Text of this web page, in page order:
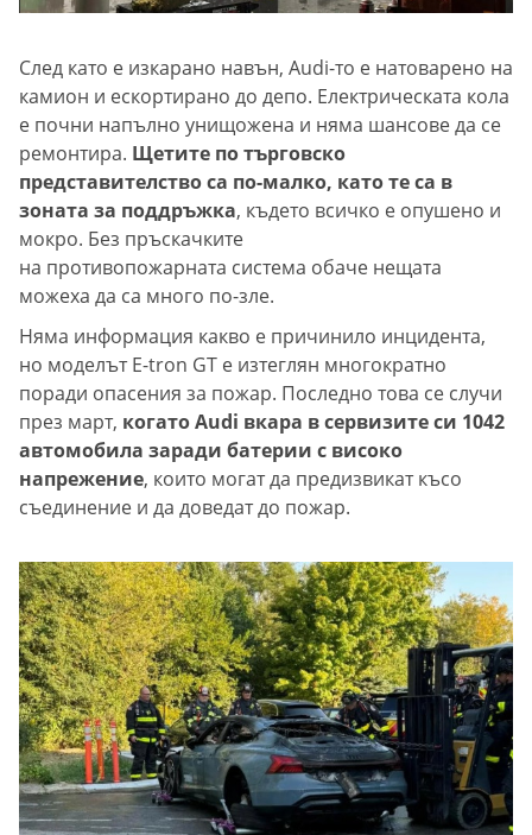
След като е изкарано навън, Audi-то е натоварено на
камион и ескортирано до депо. Електрическата кола
е почни напълно унищожена и няма шансове да се
ремонтира. Щетите по търговско
представителство са по-малко, като те са в
зоната за поддръжка, където всичко е опушено и
мокро. Без пръскачките
на противопожарната система обаче нещата
можеха да са много по-зле.
Няма информация какво е причинило инцидента,
но моделът Е-tron GT е изтеглян многократно
поради опасения за пожар. Последно това се случи
през март, когато Audi вкара в сервизите си 1042
автомобила заради батерии с високо
напрежение, които могат да предизвикат късо
съединение и да доведат до пожар.